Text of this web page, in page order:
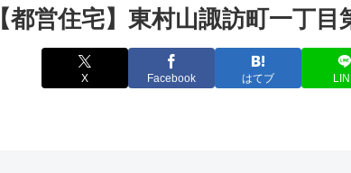
【都営住宅】東村山諏訪町一丁目
X Facebook はてブ